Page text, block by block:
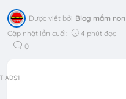
Được viết bởi Blog mầm non
Cập nhật lần cuối:
4 phút đọc
0
ADS1